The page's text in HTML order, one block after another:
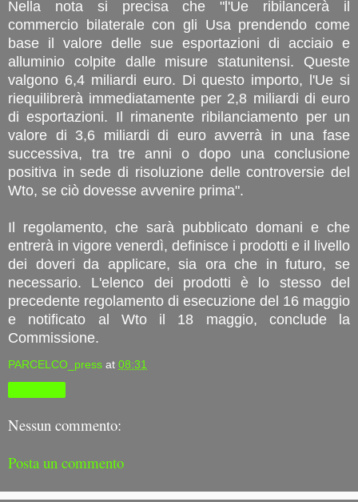
Nella nota si precisa che "l'Ue ribilancerà il
commercio bilaterale con gli Usa prendendo come
base il valore delle sue esportazioni di acciaio e
alluminio colpite dalle misure statunitensi. Queste
valgono 6,4 miliardi euro. Di questo importo, l'Ue si
riequilibrerà immediatamente per 2,8 miliardi di euro
di esportazioni. Il rimanente ribilanciamento per un
valore di 3,6 miliardi di euro avverrà in una fase
successiva, tra tre anni o dopo una conclusione
positiva in sede di risoluzione delle controversie del
Wto, se ciò dovesse avvenire prima".
Il regolamento, che sarà pubblicato domani e che
entrerà in vigore venerdì, definisce i prodotti e il livello
dei doveri da applicare, sia ora che in futuro, se
necessario. L'elenco dei prodotti è lo stesso del
precedente regolamento di esecuzione del 16 maggio
e notificato al Wto il 18 maggio, conclude la
Commissione.
PARCELCO_press at 08:31
Nessun commento:
Posta un commento